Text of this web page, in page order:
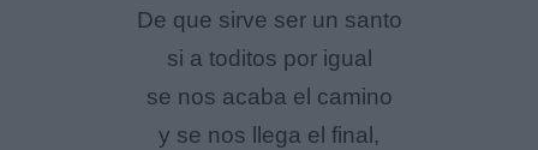
De que sirve ser un santo
si a toditos por igual
se nos acaba el camino
y se nos llega el final,